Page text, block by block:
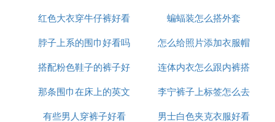
大全
红色大衣穿牛仔裤好看
吗
蝙蝠装怎么搭外套
脖子上系的围巾好看吗
怎么给照片添加衣服帽
子
搭配粉色鞋子的裤子好
看图片大全
连体内衣怎么跟内裤搭
配
那条围巾在床上的英文
怎么说
李宁裤子上标签怎么去
掉
有些男人穿裤子好看
男士白色夹克衣服好看